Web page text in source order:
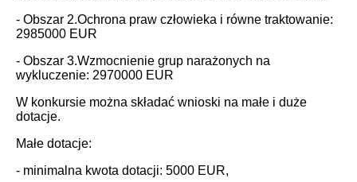
- Obszar 2.Ochrona praw człowieka i równe traktowanie:
2985000 EUR
- Obszar 3.Wzmocnienie grup narażonych na
wykluczenie: 2970000 EUR
W konkursie można składać wnioski na małe i duże
dotacje.
Małe dotacje:
- minimalna kwota dotacji: 5000 EUR,